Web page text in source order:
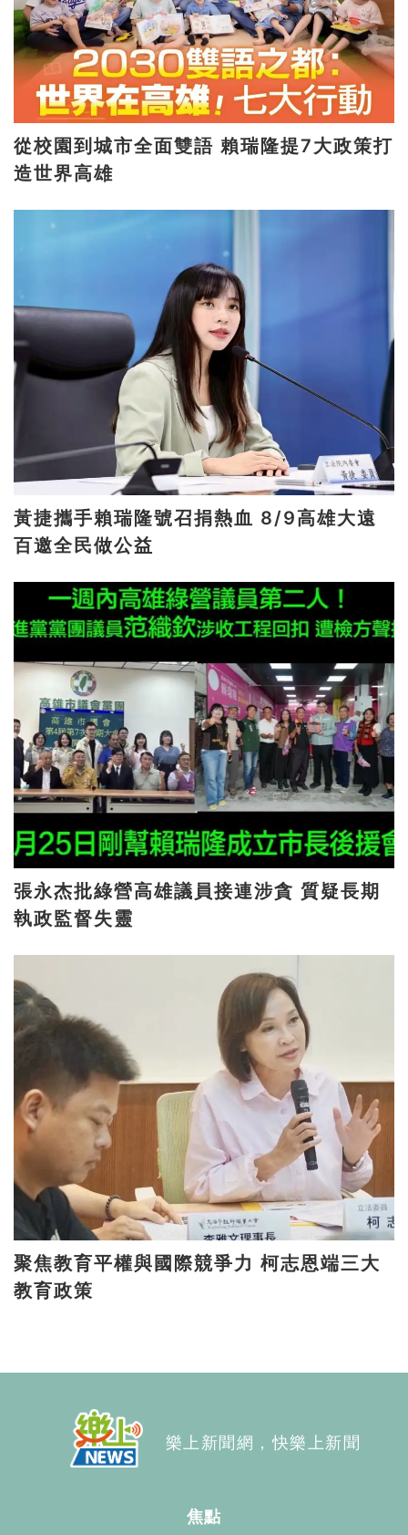
從校園到城市全面雙語 賴瑞隆提7大政策打
造世界高雄
黃捷攜手賴瑞隆號召捐熱血 8/9高雄大遠
百邀全民做公益
張永杰批綠營高雄議員接連涉貪 質疑長期
執政監督失靈
聚焦教育平權與國際競爭力 柯志恩端三大
教育政策
樂上新聞網，快樂上新聞
焦點